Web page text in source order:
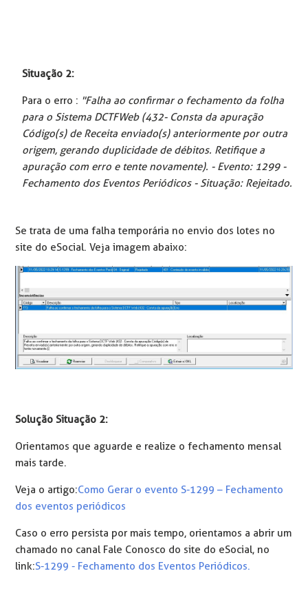
Situação 2:
Para o erro : "Falha ao confirmar o fechamento da folha
para o Sistema DCTFWeb (432- Consta da apuração
Código(s) de Receita enviado(s) anteriormente por outra
origem, gerando duplicidade de débitos. Retifique a
apuração com erro e tente novamente). - Evento: 1299 -
Fechamento dos Eventos Periódicos - Situação: Rejeitado.
Se trata de uma falha temporária no envio dos lotes no
site do eSocial. Veja imagem abaixo:
Solução Situação 2:
Orientamos que aguarde e realize o fechamento mensal
mais tarde.
Veja o artigo:Como Gerar o evento S-1299 – Fechamento
dos eventos periódicos
Caso o erro persista por mais tempo, orientamos a abrir um
chamado no canal Fale Conosco do site do eSocial, no
link:S-1299 - Fechamento dos Eventos Periódicos.